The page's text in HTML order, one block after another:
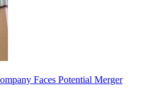
Faces Potential Merger